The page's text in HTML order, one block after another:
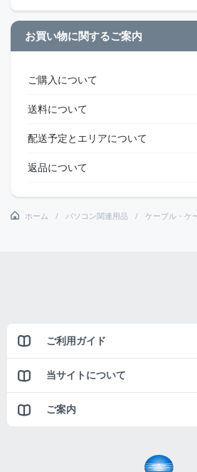
お買い物に関するご案内
ご購入について
送料について
配送予定とエリアについて
返品について
ホーム パソコン関連用品 ケーブル・ケ
ご利用ガイド
当サイトについて
ご案内